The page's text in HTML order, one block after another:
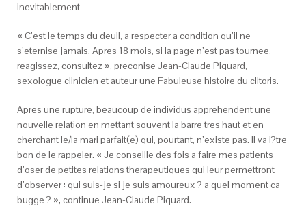
inevitablement
« C’est le temps du deuil, a respecter a condition qu’il ne
s’eternise jamais. Apres 18 mois, si la page n’est pas tournee,
reagissez, consultez », preconise Jean-Claude Piquard,
sexologue clinicien et auteur une Fabuleuse histoire du clitoris.
Apres une rupture, beaucoup de individus apprehendent une
nouvelle relation en mettant souvent la barre tres haut et en
cherchant le/la mari parfait(e) qui, pourtant, n’existe pas. Il va i?tre
bon de le rappeler. « Je conseille des fois a faire mes patients
d’oser de petites relations therapeutiques qui leur permettront
d’observer : qui suis-je si je suis amoureux ? a quel moment ca
bugge ? », continue Jean-Claude Piquard.